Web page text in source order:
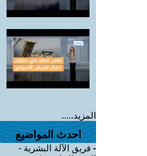
المزيد.....
احدث المواضيع
- فريق الآلة البشرية -